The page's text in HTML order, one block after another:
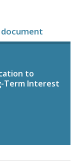
to
Term Interest